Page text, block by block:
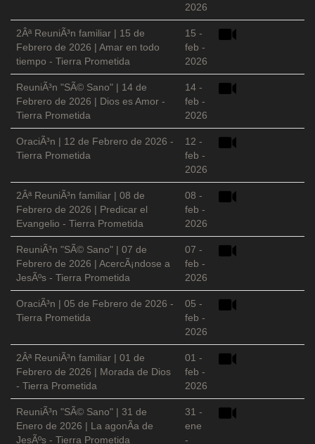
2026
2Âª ReuniÃ³n familiar | 15 de
Febrero de 2026 | Amar en todo
tiempo - Tierra Prometida
15 -
feb -
2026
ReuniÃ³n "SÃ© Sano" | 14 de
Febrero de 2026 | Dios es Amor -
Tierra Prometida
14 -
feb -
2026
OraciÃ³n | 12 de Febrero de 2026 -
Tierra Prometida
12 -
feb -
2026
2Âª ReuniÃ³n familiar | 08 de
Febrero de 2026 | Predicar el
Evangelio - Tierra Prometida
08 -
feb -
2026
ReuniÃ³n "SÃ© Sano" | 07 de
Febrero de 2026 | AcercÃ¡ndose a
JesÃºs - Tierra Prometida
07 -
feb -
2026
OraciÃ³n | 05 de Febrero de 2026 -
Tierra Prometida
05 -
feb -
2026
2Âª ReuniÃ³n familiar | 01 de
Febrero de 2026 | Morada de Dios
- Tierra Prometida
01 -
feb -
2026
ReuniÃ³n "SÃ© Sano" | 31 de
Enero de 2026 | La agonÃ­a de
JesÃºs - Tierra Prometida
31 -
ene
-